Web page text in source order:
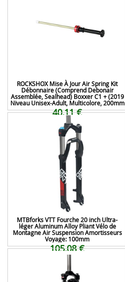
ROCKSHOX Mise À Jour Air Spring Kit
Débonnaire (Comprend Debonair
Assemblée, Sealhead) Boxxer C1 + (2019
Niveau Unisex-Adult, Multicolore, 200mm
40,11 €
MTBforks VTT Fourche 20 inch Ultra-
léger Aluminum Alloy Pliant Vélo de
Montagne Air Suspension Amortisseurs
Voyage: 100mm
105,08 €